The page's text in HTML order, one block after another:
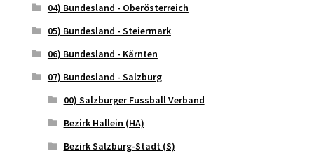
04) Bundesland - Oberösterreich
05) Bundesland - Steiermark
06) Bundesland - Kärnten
07) Bundesland - Salzburg
00) Salzburger Fussball Verband
Bezirk Hallein (HA)
Bezirk Salzburg-Stadt (S)